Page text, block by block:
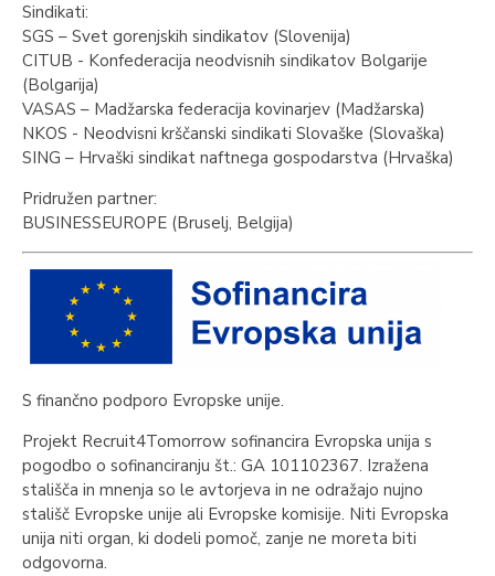
Sindikati:
SGS – Svet gorenjskih sindikatov (Slovenija)
CITUB - Konfederacija neodvisnih sindikatov Bolgarije
(Bolgarija)
VASAS – Madžarska federacija kovinarjev (Madžarska)
NKOS - Neodvisni krščanski sindikati Slovaške (Slovaška)
SING – Hrvaški sindikat naftnega gospodarstva (Hrvaška)
Pridružen partner:
BUSINESSEUROPE (Bruselj, Belgija)
S finančno podporo Evropske unije.
Projekt Recruit4Tomorrow sofinancira Evropska unija s
pogodbo o sofinanciranju št.: GA 101102367. Izražena
stališča in mnenja so le avtorjeva in ne odražajo nujno
stališč Evropske unije ali Evropske komisije. Niti Evropska
unija niti organ, ki dodeli pomoč, zanje ne moreta biti
odgovorna.